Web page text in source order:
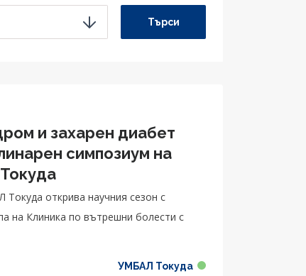
Търси
и захарен диабет
симпозиум на
открива научния сезон с
на Клиника по вътрешни болести с
УМБАЛ Токуда